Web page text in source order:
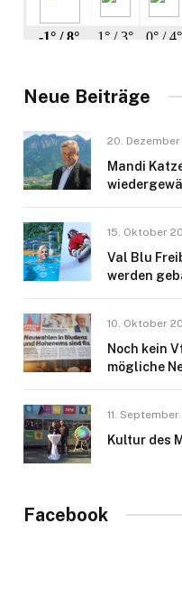
Neue Beiträge
20. Dezember
Mandi
15. Oktober
Val Blu
werden
10. Oktober
Noch kein
mögliche
11. September
Kultur des
Facebook